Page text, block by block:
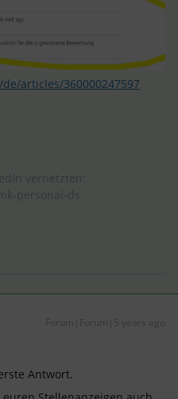
articles/360000247597
Forum|Forum|5 years ago
Antwort.